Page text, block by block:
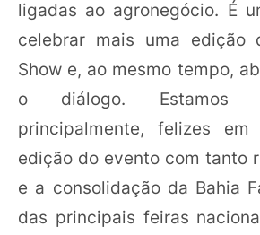
ligadas ao agronegócio. É
celebrar mais uma edição
Show e, ao mesmo tempo,
o diálogo. Estamos
principalmente, felizes
edição do evento com tanto
e a consolidação da Bahia
das principais feiras